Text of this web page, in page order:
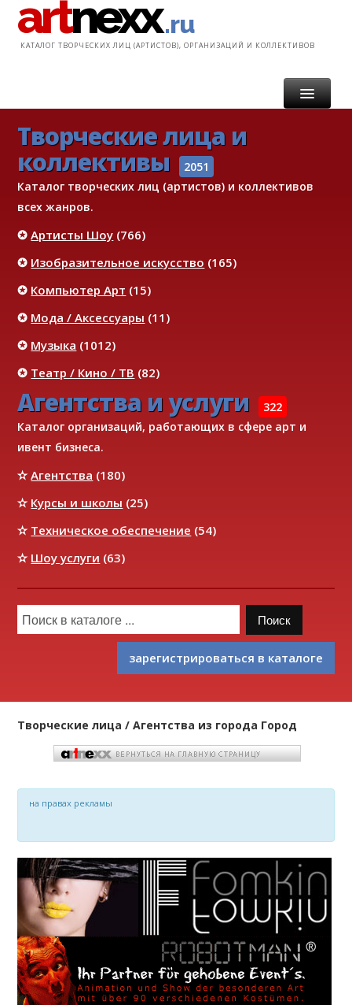
artnexx.ru
КАТАЛОГ ТВОРЧЕСКИХ ЛИЦ (АРТИСТОВ), ОРГАНИЗАЦИЙ И КОЛЛЕКТИВОВ
ГЛАВНАЯ
КАТАЛОГ
ИНФОРМАЦИЯ
КОНТАКТ
Творческие лица и
коллективы
2051
Каталог творческих лиц (артистов) и коллективов
всех жанров.
✪Артисты Шоу (766)
✪ Изобразительное искусство (165)
✪ Компьютер Арт (15)
✪ Мода / Аксессуары (11)
✪ Музыка (1012)
✪ Театр / Кино / ТВ (82)
Агентства и услуги
322
Каталог организаций, работающих в сфере арт и
ивент бизнеса.
✫Агентства (180)
✫ Курсы и школы (25)
✫ Техническое обеспечение (54)
✫ Шоу услуги (63)
зарегистрироваться в каталоге
Творческие лица / Агентства из города Город
на правах рекламы